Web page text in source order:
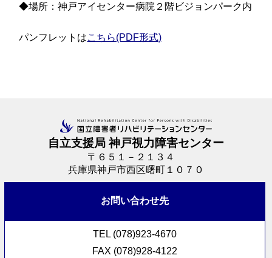
◆場所：神戸アイセンター病院２階ビジョンパーク内
パンフレットはこちら(PDF形式)
自立支援局 神戸視力障害センター
〒６５１－２１３４
兵庫県神戸市西区曙町１０７０
お問い合わせ先
TEL (078)923-4670
FAX (078)928-4122